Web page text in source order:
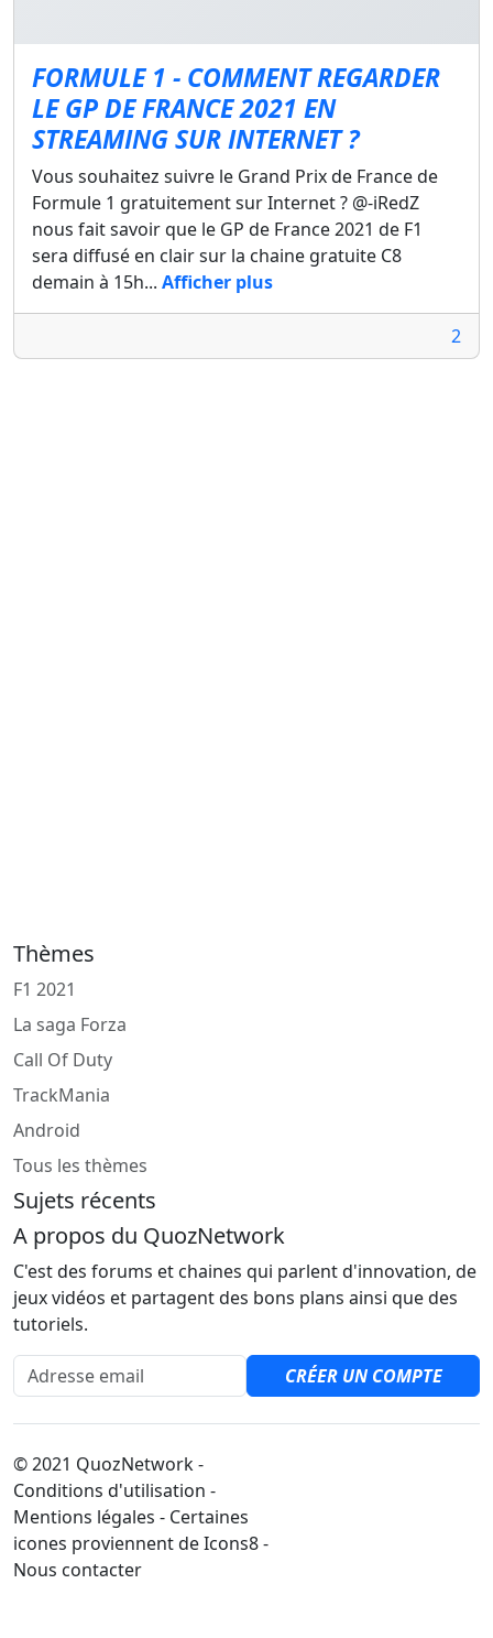
FORMULE 1 - COMMENT REGARDER
LE GP DE FRANCE 2021 EN
STREAMING SUR INTERNET ?
Vous souhaitez suivre le Grand Prix de France de
Formule 1 gratuitement sur Internet ? @-iRedZ
nous fait savoir que le GP de France 2021 de F1
sera diffusé en clair sur la chaine gratuite C8
demain à 15h... Afficher plus
2
Thèmes
F1 2021
La saga Forza
Call Of Duty
TrackMania
Android
Tous les thèmes
Sujets récents
A propos du QuozNetwork
C'est des forums et chaines qui parlent d'innovation, de
jeux vidéos et partagent des bons plans ainsi que des
tutoriels.
Adresse email
CRÉER UN COMPTE
© 2021 QuozNetwork -
Conditions d'utilisation -
Mentions légales - Certaines
icones proviennent de Icons8 -
Nous contacter